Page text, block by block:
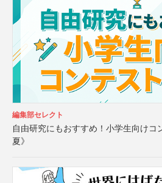
編集部セレクト
自由研究にもおすすめ！小学生向けコ
夏》